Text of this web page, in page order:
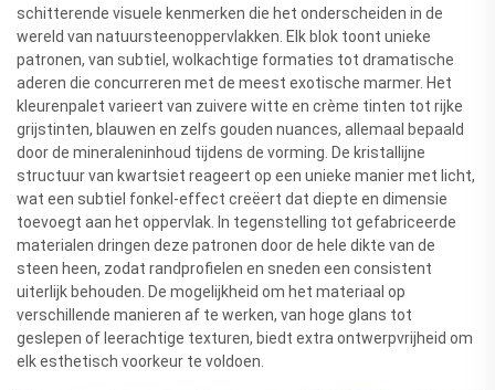
schitterende visuele kenmerken die het onderscheiden in de
wereld van natuursteenoppervlakken. Elk blok toont unieke
patronen, van subtiel, wolkachtige formaties tot dramatische
aderen die concurreren met de meest exotische marmer. Het
kleurenpalet varieert van zuivere witte en crème tinten tot rijke
grijstinten, blauwen en zelfs gouden nuances, allemaal bepaald
door de mineraleninhoud tijdens de vorming. De kristallijne
structuur van kwartsiet reageert op een unieke manier met licht,
wat een subtiel fonkel-effect creëert dat diepte en dimensie
toevoegt aan het oppervlak. In tegenstelling tot gefabriceerde
materialen dringen deze patronen door de hele dikte van de
steen heen, zodat randprofielen en sneden een consistent
uiterlijk behouden. De mogelijkheid om het materiaal op
verschillende manieren af te werken, van hoge glans tot
geslepen of leerachtige texturen, biedt extra ontwerpvrijheid om
elk esthetisch voorkeur te voldoen.